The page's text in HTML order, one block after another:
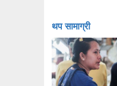
थप सामाग्री